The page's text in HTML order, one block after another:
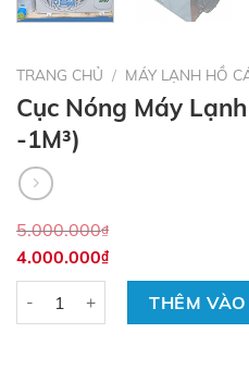
TRANG CHỦ / MÁY LẠNH HỒ
Cục Nóng Máy
-1M³)
5.000.000₫
4.000.000₫
THÊM